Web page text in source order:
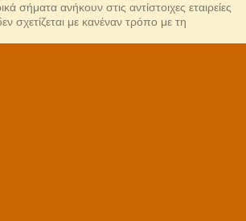
σήματα ανήκουν στις αντίστοιχες εταιρείες
σχετίζεται με κανέναν τρόπο με τη